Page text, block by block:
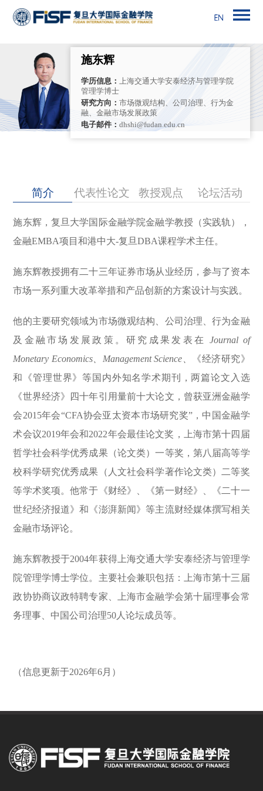
施东辉
学历信息：
上海交通大学安泰经济与管理学院
管理学博士
研究方向： 市场微观结构、公司治理、行为金
融、金融市场发展政策
电子邮件： dhshi@fudan.edu.cn
简介 代表性论文 教授观点 论坛活动
施东辉，复旦大学国际金融学院金融学教授（实践轨），
金融EMBA项目和港中大-复旦DBA课程学术主任。
施东辉教授拥有二十三年证券市场从业经历，参与了资本
市场一系列重大改革举措和产品创新的方案设计与实践。
他的主要研究领域为市场微观结构、公司治理、行为金融
及金融市场发展政策。研究成果发表在
Journal of
Monetary Economics、 Management Science
《经济研究》
和《管理世界》等国内外知名学术期刊，两篇论文入选
《世界经济》四十年引用量前十大论文，曾获亚洲金融学
会2015年会“CFA协会亚太资本市场研究奖”，中国金融学
术会议2019年会和2022年会最佳论文奖，上海市第十四届
哲学社会科学优秀成果（论文类）一等奖，第八届高等学
校科学研究优秀成果（人文社会科学著作论文类）二等奖
等学术奖项。他常于《财经》、《第一财经》、《二十一
世纪经济报道》和《澎湃新闻》等主流财经媒体撰写相关
金融市场评论。
施东辉教授于2004年获得上海交通大学安泰经济与管理学
院管理学博士学位。主要社会兼职包括：上海市第十三届
政协协商议政特聘专家、上海市金融学会第十届理事会常
务理事、中国公司治理50 人论坛成员等。
（信息更新于2026年6月）